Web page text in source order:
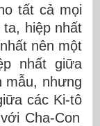
tất cả mọi
ta, hiệp nhất
ất nên một
p nhất giữa
mẫu, nhưng
ữa các Ki-tô
ới Cha-Con